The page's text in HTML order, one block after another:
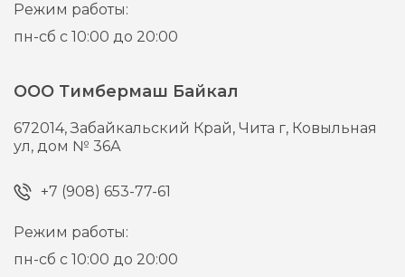
Режим работы:
пн-сб с 10:00 до 20:00
ООО Тимбермаш Байкал
672014,Забайкальский Край, Чита г, Ковыльная
ул, дом № 36А
+7 (908) 653-77-61
Режим работы:
пн-сб с 10:00 до 20:00